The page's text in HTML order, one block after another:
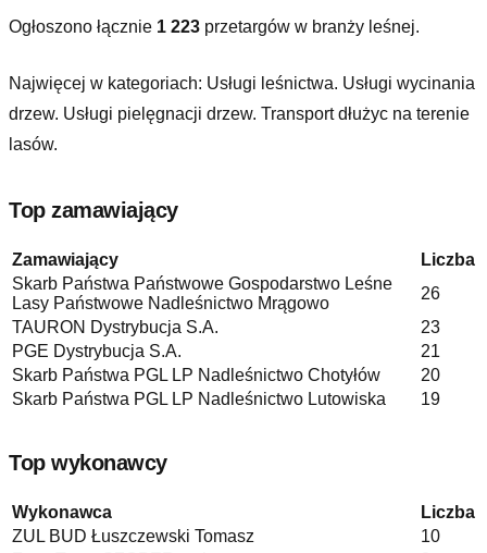
Ogłoszono łącznie 1 223 przetargów w branży leśnej.
Najwięcej w kategoriach: Usługi leśnictwa. Usługi wycinania
drzew. Usługi pielęgnacji drzew. Transport dłużyc na terenie
lasów.
Top zamawiający
Zamawiający
Liczba
Skarb Państwa Państwowe Gospodarstwo Leśne
Lasy Państwowe Nadleśnictwo Mrągowo
26
TAURON Dystrybucja S.A.
23
PGE Dystrybucja S.A.
21
Skarb Państwa PGL LP Nadleśnictwo Chotyłów
20
Skarb Państwa PGL LP Nadleśnictwo Lutowiska
19
Top wykonawcy
Wykonawca
Liczba
ZUL BUD Łuszczewski Tomasz
10